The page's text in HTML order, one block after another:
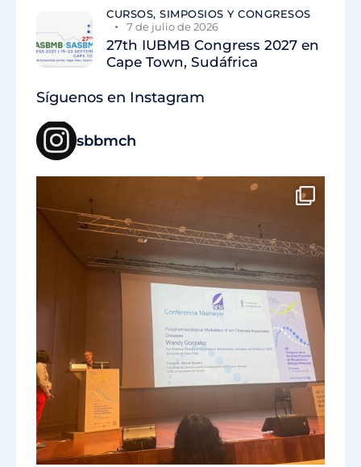
CURSOS, SIMPOSIOS Y CONGRESOS
7 de julio de 2026
27th IUBMB Congress 2027 en
Cape Town, Sudáfrica
Síguenos en Instagram
sbbmch